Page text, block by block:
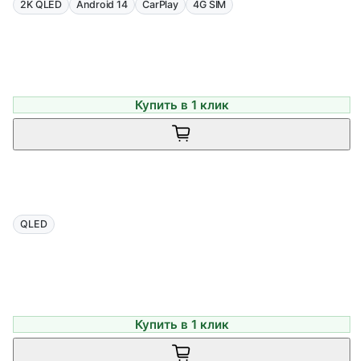
2K QLED Android 14 CarPlay 4G SIM
Купить в 1 клик
QLED
Купить в 1 клик